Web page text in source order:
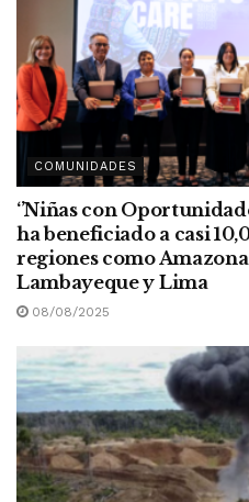
COMUNIDADES
‘’Niñas con
ha beneficiado a casi
regiones como
Lambayeque y Lima
08/08/2025